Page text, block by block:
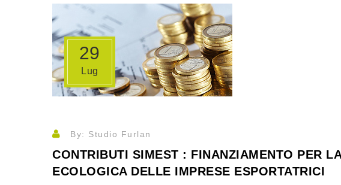
29
Lug
By: Studio Furlan
CONTRIBUTI SIMEST : FINANZIAMENTO PER
ECOLOGICA DELLE IMPRESE ESPORTATRICI